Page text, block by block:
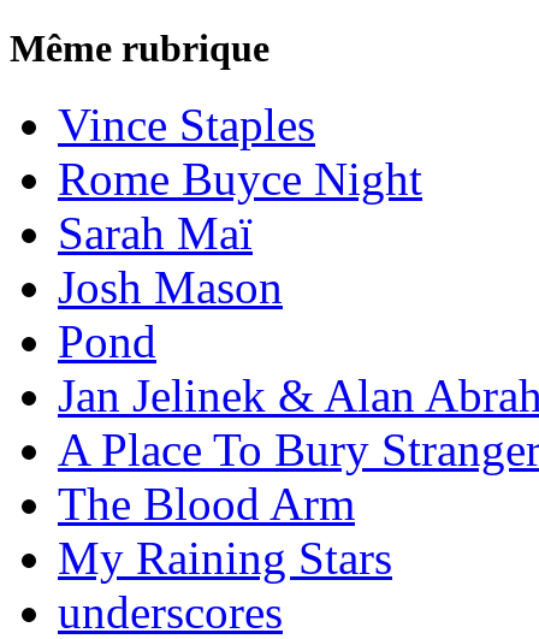
Même rubrique
Vince Staples
Rome Buyce Night
Sarah Maï
Josh Mason
Pond
Jan Jelinek & Alan
A Place To Bury
The Blood Arm
My Raining Stars
underscores